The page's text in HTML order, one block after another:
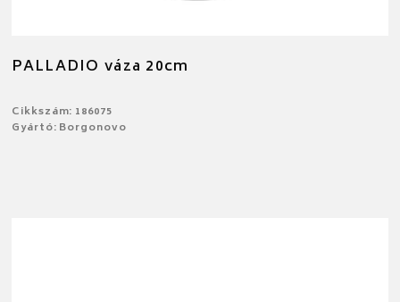
PALLADIO váza 20cm
Cikkszám: 186075
Gyártó: Borgonovo